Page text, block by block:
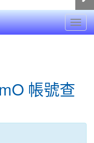
帳號查